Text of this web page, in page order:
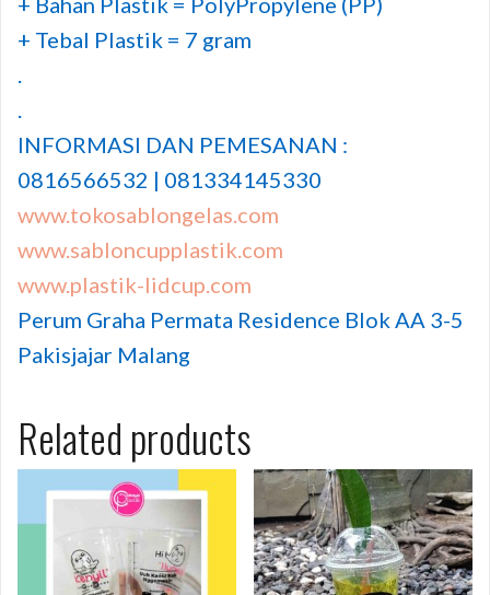
+ Tebal Plastik = 7 gram
.
.
INFORMASI DAN PEMESANAN :
0816566532 | 081334145330
www.tokosablongelas.com
www.sabloncupplastik.com
www.plastik-lidcup.com
Perum Graha Permata Residence Blok AA 3-5
Pakisjajar Malang
Related products